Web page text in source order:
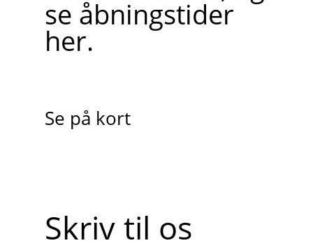
se åbningstider
her.
Se på kort
Skriv til os